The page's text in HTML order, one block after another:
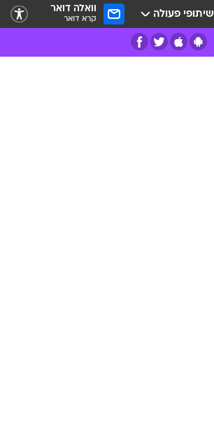
שיתופי פעולה וואלה דואר
קרא דואר